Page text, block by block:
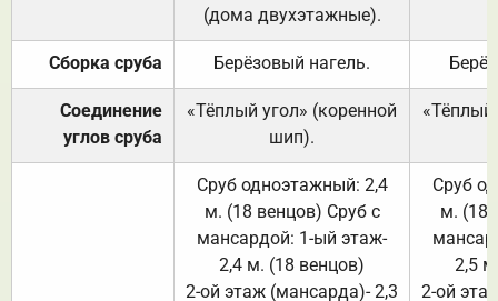
(дома двухэтажные).
Сборка сруба Берёзовый нагель.
Соединение
углов сруба
«Тёплый угол» (коренной
шип).
«Тёплый
Сруб одноэтажный: 2,4
м. (18 венцов) Сруб с
мансардой: 1-ый этаж-
2,4 м. (18 венцов)
2-ой этаж (мансарда)- 2,3
Сруб
м. (18
2,5
2-ой